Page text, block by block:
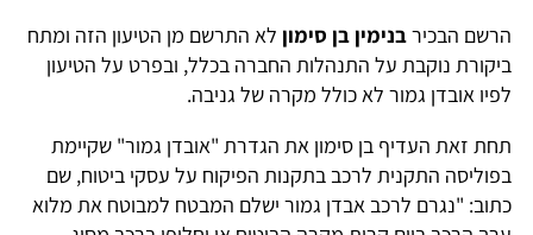
הרשם הבכירבנימין בן סימון לא התרשם מן הטיעון הזה ומתח
ביקורת נוקבת על התנהלות החברה בכלל, ובפרט על הטיעון
לפיו אובדן גמור לא כולל מקרה של גניבה.
תחת זאת העדיף בן סימון את הגדרת "אובדן גמור" שקיימת
בפוליסה התקנית לרכב בתקנות הפיקוח על עסקי ביטוח, שם
כתוב: "נגרם לרכב אבדן גמור ישלם המבטח למבוטח את מלוא